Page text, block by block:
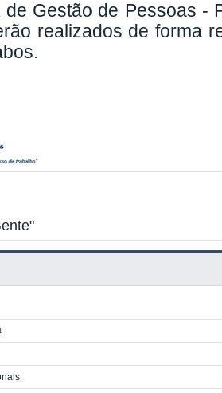
de Gestão de Pessoas -
realizados de forma